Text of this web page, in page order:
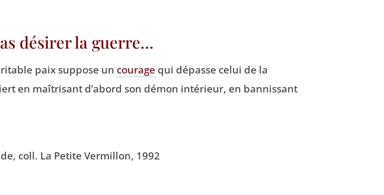
désirer la guerre…
paix sup­pose un cou­rage qui dépasse celui de la
en maî­tri­sant d’abord son démon inté­rieur, en ban­nis­sant
coll. La Petite Ver­millon, 1992